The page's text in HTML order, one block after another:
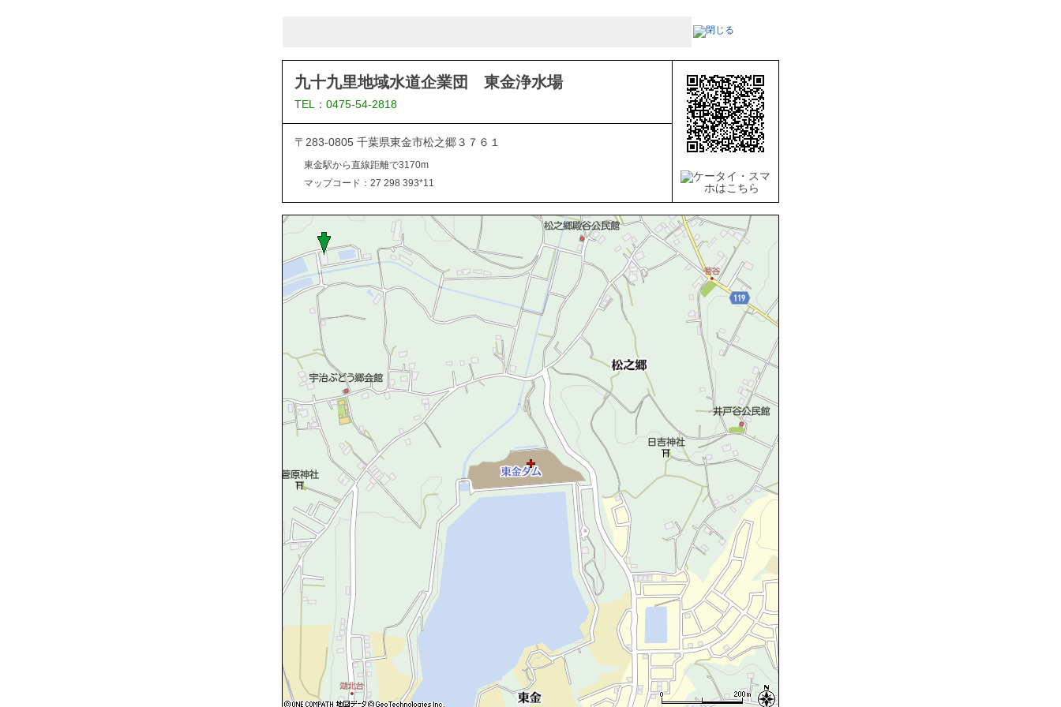
九十九里地域水道企業団 東金浄水場
TEL：0475-54-2818
〒283-0805 千葉県東金市松之郷３７６１
東金駅から直線距離で3170m
マップコード：27 298 393*11